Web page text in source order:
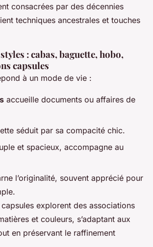
consacrées par des décennies
techniques ancestrales et touches
: cabas, baguette, hobo,
capsules
à un mode de vie :
accueille documents ou affaires de
séduit par sa compacité chic.
et spacieux, accompagne au
l’originalité, souvent apprécié pour
explorent des associations
et couleurs, s’adaptant aux
en préservant le raffinement